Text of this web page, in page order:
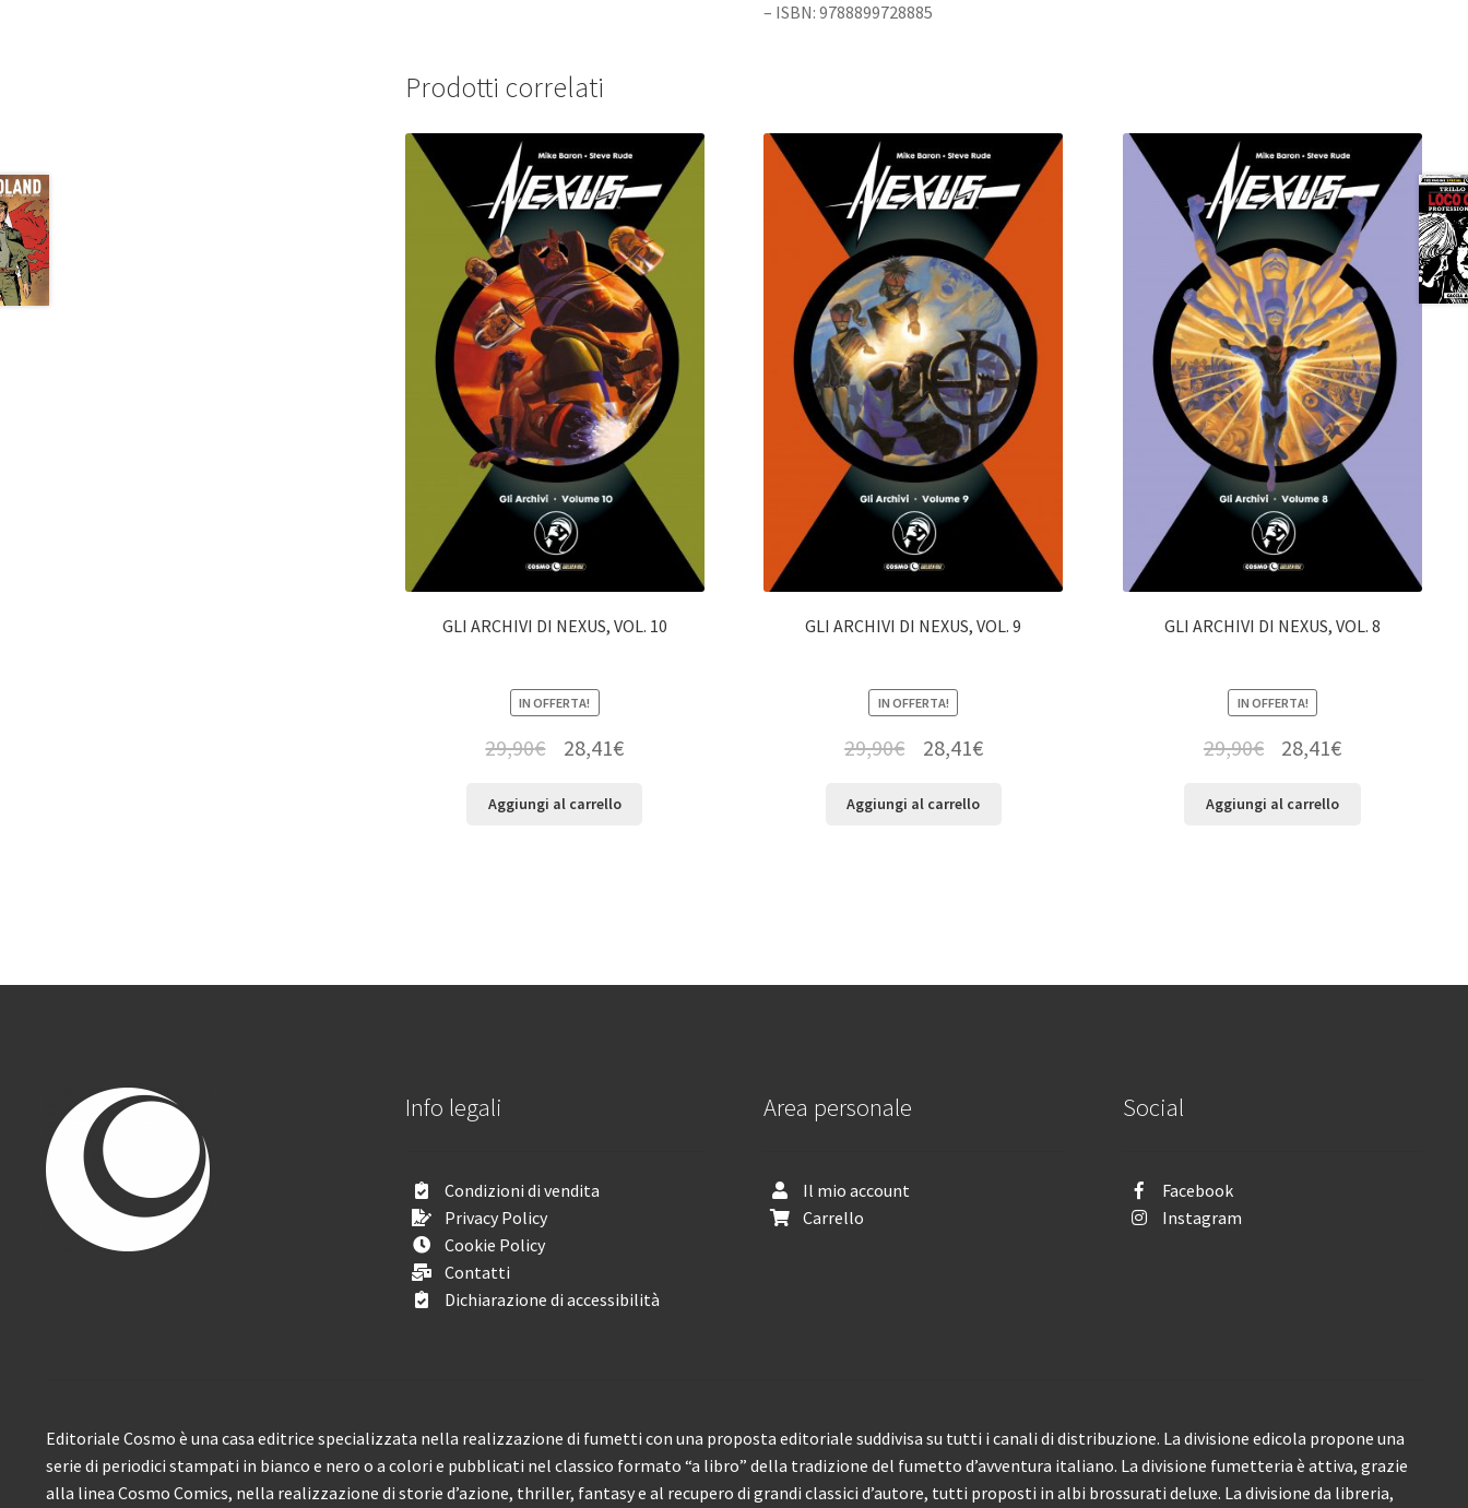
– ISBN: 9788899728885
Prodotti correlati
GLI ARCHIVI DI NEXUS, VOL. 10
IN OFFERTA!
29,90€ 28,41€
Aggiungi al carrello
GLI ARCHIVI DI NEXUS, VOL. 9
IN OFFERTA!
29,90€ 28,41€
Aggiungi al carrello
GLI ARCHIVI DI NEXUS, VOL. 8
IN OFFERTA!
29,90€ 28,41€
Aggiungi al carrello
Info legali
Condizioni di vendita
Privacy Policy
Cookie Policy
Contatti
Dichiarazione di accessibilità
Area personale
Il mio account
Carrello
Social
Facebook
Instagram
Editoriale Cosmo è una casa editrice specializzata nella realizzazione di fumetti con una proposta editoriale suddivisa su tutti i canali di distribuzione. La divisione edicola propone una
serie di periodici stampati in bianco e nero o a colori e pubblicati nel classico formato “a libro” della tradizione del fumetto d’avventura italiano. La divisione fumetteria è attiva, grazie
alla linea Cosmo Comics, nella realizzazione di storie d’azione, thriller, fantasy e al recupero di grandi classici d’autore, tutti proposti in albi brossurati deluxe. La divisione da libreria,